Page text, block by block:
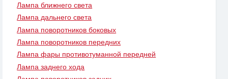
Лампа ближнего света
Лампа дальнего света
Лампа поворотников боковых
Лампа поворотников передних
Лампа фары противотуманной передней
Лампа заднего хода